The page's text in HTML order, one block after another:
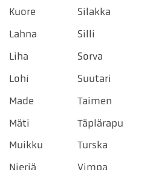
Kuore
Lahna
Liha
Lohi
Made
Mäti
Muikku
Nieriä
Silakka
Silli
Sorva
Suutari
Taimen
Täplärapu
Turska
Vimpa